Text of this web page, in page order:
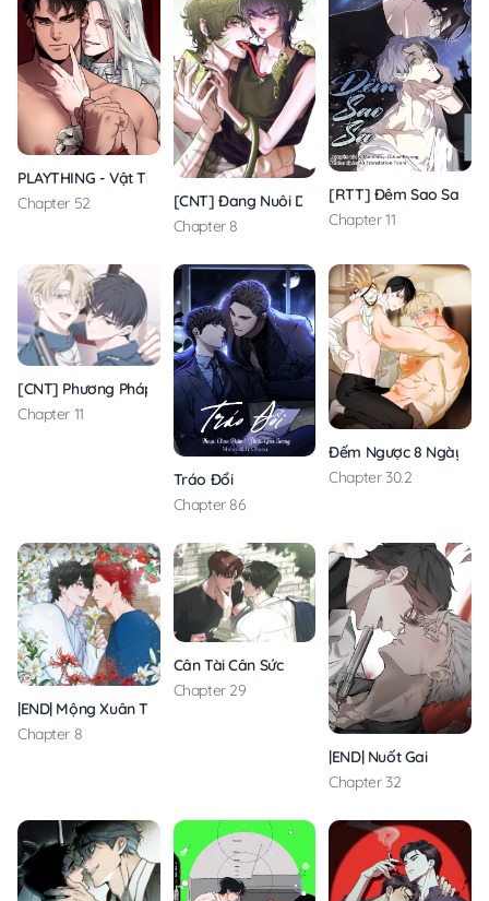
PLAYTHING - Vật Tiêu Khiển Của Vị Đại Công Tước
Chapter 52
[CNT] Đang Nuôi Dưỡng Bé Dưa Lưới
Chapter 8
[RTT] Đêm Sao Sa
Chapter 11
[CNT] Phương Pháp Nhắm Trúng X
Chapter 11
Tráo Đổi
Chapter 86
Đếm Ngược 8 Ngày
Chapter 30.2
|END| Mộng Xuân Thì
Chapter 8
Cân Tài Cân Sức
Chapter 29
|END| Nuốt Gai
Chapter 32